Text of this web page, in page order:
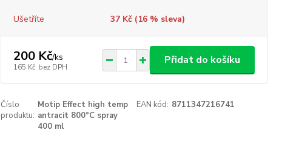
Ušetříte 37 Kč (16% sleva)
200 Kč/ks
165 Kč bez DPH
Přidat do košíku
Číslo
produktu:
Motip Effect high temp
antracit 800°C spray
400 ml
EAN kód: 8711347216741